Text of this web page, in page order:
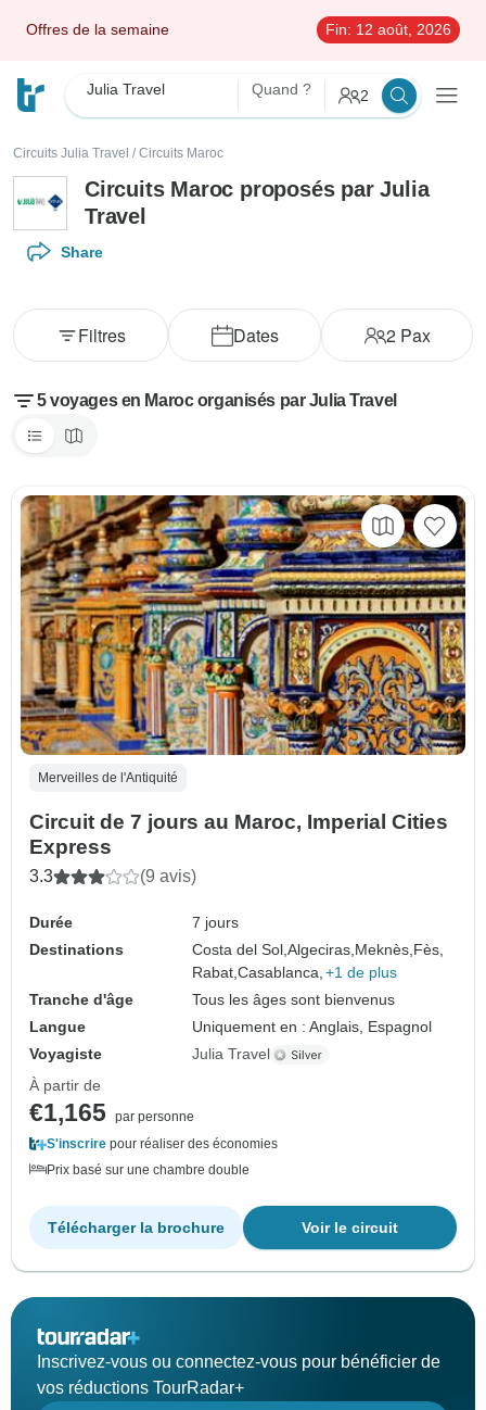
Offres de la semaine Fin: 12 août, 2026
Julia Travel Quand ? 2
Circuits Julia Travel / Circuits Maroc
Circuits Maroc proposés par Julia
Travel
Share
Dates 2Pax
Filtres
5 voyages en Maroc organisés par Julia Travel
Merveilles de l'Antiquité
Circuit de 7 jours au Maroc, Imperial Cities
Express
3.3 (9 avis)
Durée
7 jours
Destinations
Costa del Sol,Algeciras, Meknès, Fès,
Rabat,Casablanca, +1 de plus
Tranche d'âge
Tous les âges sont bienvenus
Langue
Uniquement en : Anglais, Espagnol
Voyagiste
Julia Travel
À partir de
€1,165 par personne
S'inscrire pour réaliser des économies
Prix basé sur une chambre double
Voir le circuit
Télécharger la brochure
Inscrivez-vous ou connectez-vous pour bénéficier de
vos réductions TourRadar+